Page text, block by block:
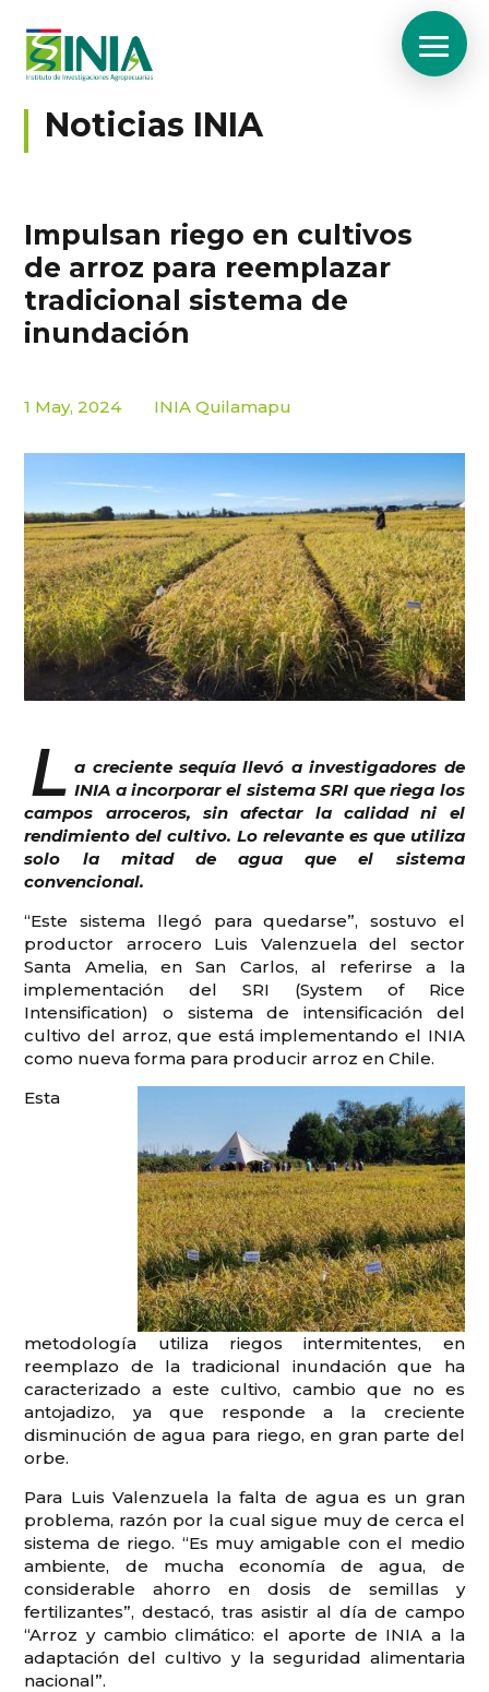
Noticias INIA
Impulsan riego en cultivos
de arroz para reemplazar
tradicional sistema de
inundación
1 May, 2024 INIA Quilamapu
L a creciente sequía llevó a investigadores de
INIA a incorporar el sistema SRI que riega los
campos arroceros, sin afectar la calidad ni el
rendimiento del cultivo. Lo relevante es que utiliza
solo la mitad de agua que el sistema
convencional.
“Este sistema llegó para quedarse”, sostuvo el
productor arrocero Luis Valenzuela del sector
Santa Amelia, en San Carlos, al referirse a la
implementación del SRI (System of Rice
Intensification) o sistema de intensificación del
cultivo del arroz, que está implementando el INIA
como nueva forma para producir arroz en Chile.
Esta
metodología utiliza riegos intermitentes, en
reemplazo de la tradicional inundación que ha
caracterizado a este cultivo, cambio que no es
antojadizo, ya que responde a la creciente
disminución de agua para riego, en gran parte del
orbe.
Para Luis Valenzuela la falta de agua es un gran
problema, razón por la cual sigue muy de cerca el
sistema de riego. “Es muy amigable con el medio
ambiente, de mucha economía de agua, de
considerable ahorro en dosis de semillas y
fertilizantes”, destacó, tras asistir al día de campo
“Arroz y cambio climático: el aporte de INIA a la
adaptación del cultivo y la seguridad alimentaria
nacional”.